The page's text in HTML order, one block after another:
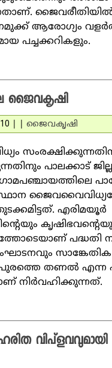
ആരോഗ്യം
പച്ചക്കറികളും.
ജൈവകൃഷി
ജൈവകൃഷി
പാലക്കാട്
എരിമയൂര്‍
പദ്ധതി
തണല്‍ എന്ന
നിര്‍വഹിക്കുന്നത്.